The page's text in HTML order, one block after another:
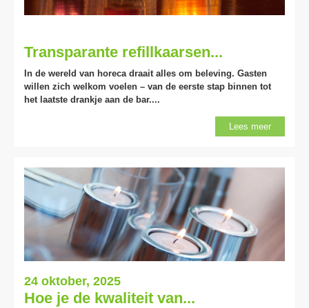
Transparante refillkaarsen...
In de wereld van horeca draait alles om beleving. Gasten
willen zich welkom voelen – van de eerste stap binnen tot
het laatste drankje aan de bar....
Lees meer
24 oktober, 2025
Hoe je de kwaliteit van...